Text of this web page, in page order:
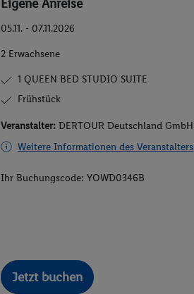
Eigene Anreise
05.11. - 07.11.2026
2 Erwachsene
1 QUEEN BED STUDIO SUITE
Frühstück
Veranstalter:DERTOUR Deutschland GmbH
Weitere Informationen des Veranstalters
Ihr Buchungscode:YOWD0346B
Jetzt buchen